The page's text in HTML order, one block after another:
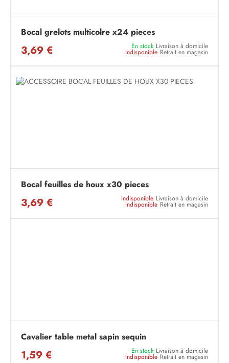
Bocal grelots multicolre x24 pieces
3,69 € En stock Livraison à domicile
Indisponible Retrait en magasin
Bocal feuilles de houx x30 pieces
3,69 € Indisponible Livraison à domicile
Indisponible Retrait en magasin
Cavalier table metal sapin sequin
1,59 € En stock Livraison à domicile
Indisponible Retrait en magasin